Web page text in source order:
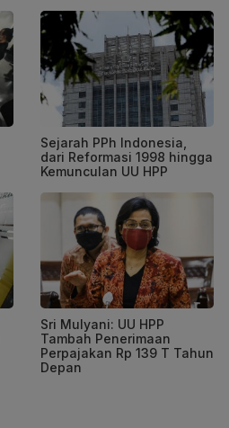
Sejarah PPh Indonesia,
dari Reformasi 1998 hingga
Kemunculan UU HPP
Sri Mulyani: UU HPP
Tambah Penerimaan
Perpajakan Rp 139 T Tahun
Depan